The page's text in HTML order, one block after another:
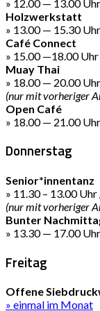
» 12.00 — 13.00
Holzwerkstatt
» 13.00 — 15.30
Café Connect
» 15.00 —18.00
Muay Thai
» 18.00 — 20.00
(nur mit vorheriger
Open Café
» 18.00 — 21.00
Donnerstag
Senior*innentanz
» 11.30 – 13.00
(nur mit vorheriger
Bunter
» 13.30 — 17.00
Freitag
Offene
» einmal im Monat